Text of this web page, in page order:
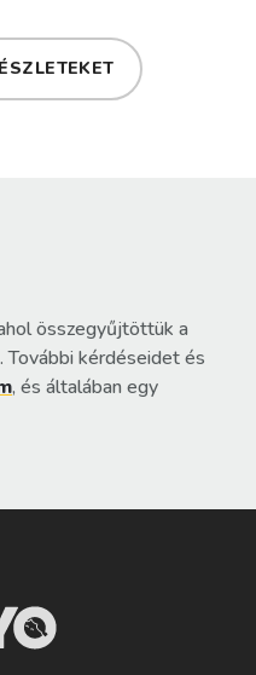
összegyűjtöttük a
További kérdéseidet és
, és általában egy